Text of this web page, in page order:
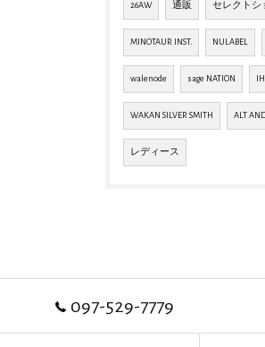
26AW 通販 セレクトシ
MINOTAUR INST. NULABEL
walenode sage NATION
WAKAN SILVER SMITH ALT
レディース
097-529-7779